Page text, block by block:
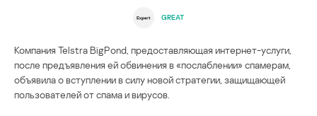
GREAT
Компания Telstra BigPond, предоставляющая интернет-услуги,
после предъявления ей обвинения в «послаблении» спамерам,
объявила о вступлении в силу новой стратегии, защищающей
пользователей от спама и вирусов.